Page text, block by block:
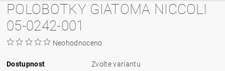
POLOBOTKY GIATOMA NICCOLI
05-0242-001
Neohodnoceno
Dostupnost
Zvolte variantu